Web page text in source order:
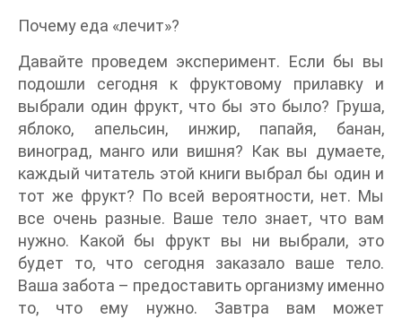
Почему еда «лечит»?
Давайте проведем эксперимент. Если бы вы
подошли сегодня к фруктовому прилавку и
выбрали один фрукт, что бы это было? Груша,
яблоко, апельсин, инжир, папайя, банан,
виноград, манго или вишня? Как вы думаете,
каждый читатель этой книги выбрал бы один и
тот же фрукт? По всей вероятности, нет. Мы
все очень разные. Ваше тело знает, что вам
нужно. Какой бы фрукт вы ни выбрали, это
будет то, что сегодня заказало ваше тело.
Ваша забота – предоставить организму именно
то, что ему нужно. Завтра вам может